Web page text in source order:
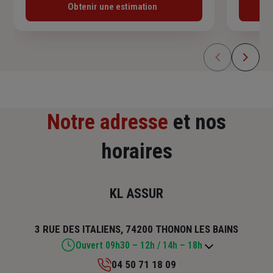
Obtenir une estimation
Notre adresse et nos
horaires
KL ASSUR
3 RUE DES ITALIENS, 74200 THONON LES BAINS
Ouvert 09h30 – 12h / 14h – 18h
04 50 71 18 09